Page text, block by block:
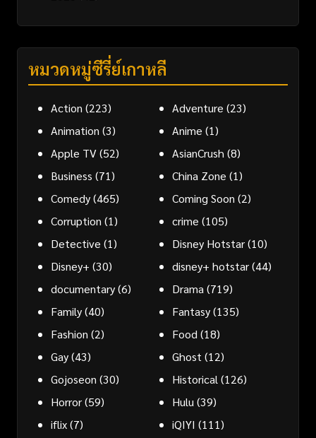
หมวดหมู่ซีรี่ย์เกาหลี
Action (223) Adventure (23)
Animation (3) Anime (1)
Apple TV(52) AsianCrush (8)
Business (71) China Zone (1)
Comedy(465) Coming Soon (2)
Corruption (1) crime (105)
Detective (1) Disney Hotstar(10)
Disney+ (30) disney+ hotstar(44)
documentary(6) Drama (719)
Family(40) Fantasy(135)
Fashion (2) Food (18)
Gay(43) Ghost (12)
Gojoseon (30) Historical (126)
Horror(59) Hulu (39)
iflix(7) iQIYI (111)